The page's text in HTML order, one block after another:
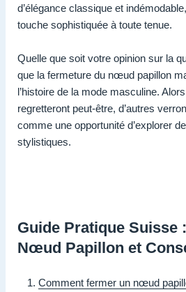
d’élégance classique et
touche sophistiquée à toute tenue.
Quelle que soit votre opinion sur la
que la fermeture du nœud papillon
l’histoire de la mode masculine.
regretteront peut-être, d’autres
comme une opportunité d’explorer
stylistiques.
Guide Pratique Suisse
Nœud Papillon et
Comment fermer un nœud